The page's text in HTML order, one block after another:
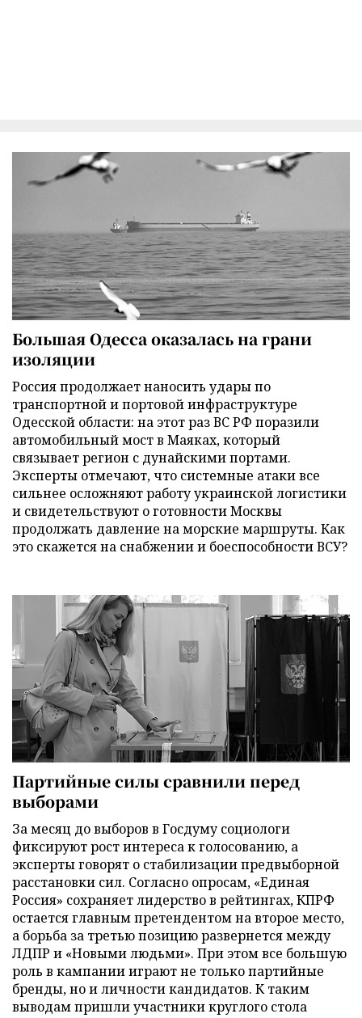
Большая Одесса оказалась на грани
изоляции
Россия продолжает наносить удары по
транспортной и портовой инфраструктуре
Одесской области: на этот раз ВС РФ поразили
автомобильный мост в Маяках, который
связывает регион с дунайскими портами.
Эксперты отмечают, что системные атаки все
сильнее осложняют работу украинской логистики
и свидетельствуют о готовности Москвы
продолжать давление на морские маршруты. Как
это скажется на снабжении и боеспособности ВСУ?
Партийные силы сравнили перед
выборами
За месяц до выборов в Госдуму социологи
фиксируют рост интереса к голосованию, а
эксперты говорят о стабилизации предвыборной
расстановки сил. Согласно опросам, «Единая
Россия» сохраняет лидерство в рейтингах, КПРФ
остается главным претендентом на второе место,
а борьба за третью позицию развернется между
ЛДПР и «Новыми людьми». При этом все большую
роль в кампании играют не только партийные
бренды, но и личности кандидатов. К таким
выводам пришли участники круглого стола